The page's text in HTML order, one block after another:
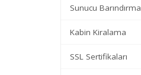
Sunucu Barındırma
Kabin Kiralama
SSL Sertifikaları